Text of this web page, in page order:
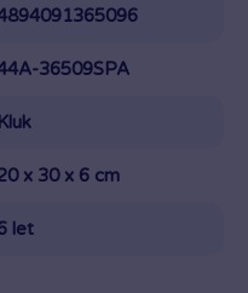
36509SPA
Kluk
x 30 x 6 cm
let